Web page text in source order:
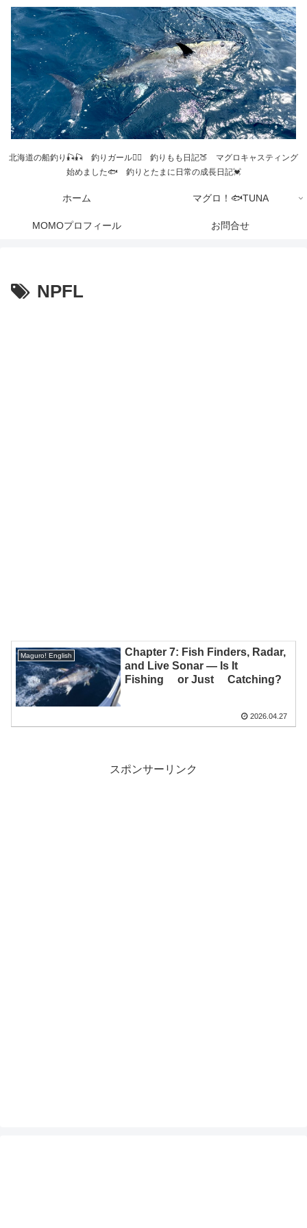
北海道の船釣り🎣🎣 釣りガール💁‍♀️ 釣りもも日記🍑 マグロキャスティング
始めました🐟 釣りとたまに日常の成長日記💓
ホーム マグロ！🐟TUNA
MOMOプロフィール お問合せ
NPFL
Maguro! English
Chapter 7: Fish Finders, Radar,
and Live Sonar — Is It
Fishing or Just Catching?
2026.04.27
スポンサーリンク